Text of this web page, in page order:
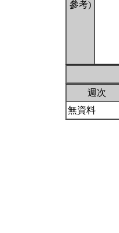
參考)
週次
無資料